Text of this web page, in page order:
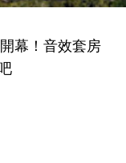
幕！音效套房